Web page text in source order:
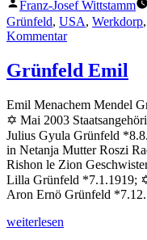
von
Franz-Josef Wittstamm
Grünfeld, USA, Werkdorp,
Kommentarzu
Willi
Grünfeld Emil
Emil Menachem Mendel
✡ Mai 2003
Julius Gyula Grünfeld
in Netanja Mutter Roszi
Rishon le Zion
Lilla Grünfeld *7.1.1919;
Aron Ernö Grünfeld
„Grünfeld
weiterlesen